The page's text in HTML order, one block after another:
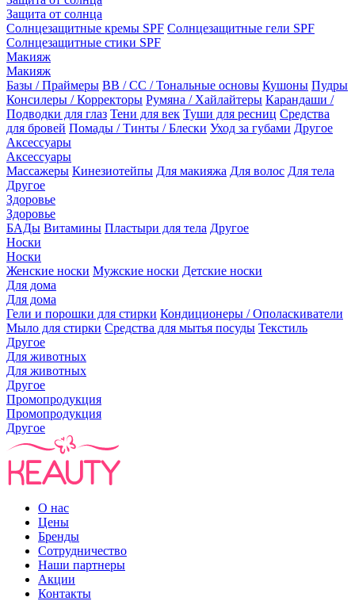
Защита от солнца
Солнцезащитные кремы SPF Солнцезащитные гели SPF
Солнцезащитные стики SPF
Макияж
Макияж
Базы / Праймеры BB / CC / Тональные основы Кушоны Пудры
Консилеры / Корректоры Румяна / Хайлайтеры Карандаши /
Подводки для глаз Тени для век Туши для ресниц Средства
для бровей Помады / Тинты / Блески Уход за губами Другое
Аксессуары
Аксессуары
Массажеры Кинезиотейпы Для макияжа Для волос Для тела
Другое
Здоровье
Здоровье
БАДы Витамины Пластыри для тела Другое
Носки
Носки
Женские носки Мужские носки Детские носки
Для дома
Для дома
Гели и порошки для стирки Кондиционеры / Ополаскиватели
Мыло для стирки Средства для мытья посуды Текстиль
Другое
Для животных
Для животных
Другое
Промопродукция
Промопродукция
Другое
О нас
Цены
Бренды
Сотрудничество
Наши партнеры
Акции
Контакты